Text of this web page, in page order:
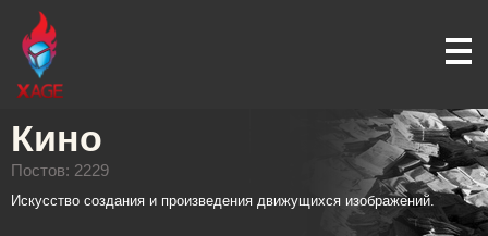
Кино
Постов: 2229
Искусство создания и произведения движущихся изображений.